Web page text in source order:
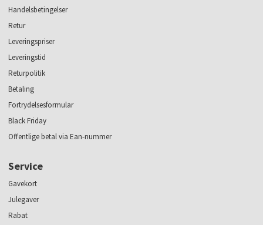
Handelsbetingelser
Retur
Leveringspriser
Leveringstid
Returpolitik
Betaling
Fortrydelsesformular
Black Friday
Offentlige betal via Ean-nummer
Service
Gavekort
Julegaver
Rabat